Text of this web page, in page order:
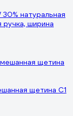
натуральная
ширина
щетина С1